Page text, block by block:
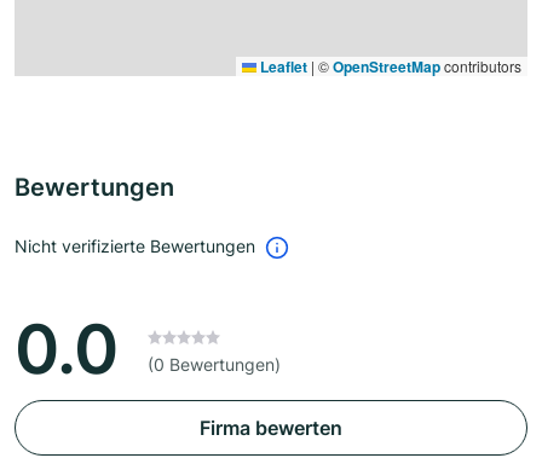
Leaflet | ©OpenStreetMapcontributors
Bewertungen
Nicht verifizierte Bewertungen
0.0 (0 Bewertungen)
Firma bewerten